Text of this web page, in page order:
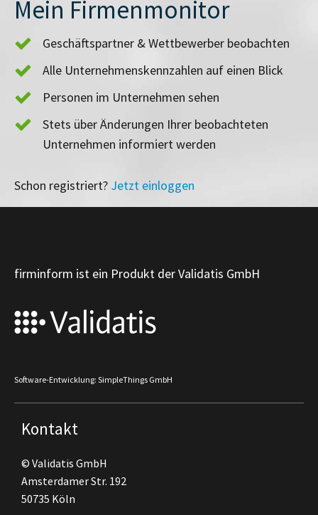
Mein Firmenmonitor
Geschäftspartner & Wettbewerber beobachten
Alle Unternehmenskennzahlen auf einen Blick
Personen im Unternehmen sehen
Stets über Änderungen Ihrer beobachteten
Unternehmen informiert werden
Schon registriert? Jetzt einloggen
firminform ist ein Produkt der Validatis GmbH
Software-Entwicklung: SimpleThings GmbH
Kontakt
© Validatis GmbH
Amsterdamer Str. 192
50735 Köln